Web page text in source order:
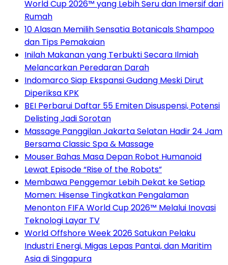
World Cup 2026™ yang Lebih Seru dan Imersif dari
Rumah
10 Alasan Memilih Sensatia Botanicals Shampoo
dan Tips Pemakaian
Inilah Makanan yang Terbukti Secara Ilmiah
Melancarkan Peredaran Darah
Indomarco Siap Ekspansi Gudang Meski Dirut
Diperiksa KPK
BEI Perbarui Daftar 55 Emiten Disuspensi, Potensi
Delisting Jadi Sorotan
Massage Panggilan Jakarta Selatan Hadir 24 Jam
Bersama Classic Spa & Massage
Mouser Bahas Masa Depan Robot Humanoid
Lewat Episode “Rise of the Robots”
Membawa Penggemar Lebih Dekat ke Setiap
Momen: Hisense Tingkatkan Pengalaman
Menonton FIFA World Cup 2026™ Melalui Inovasi
Teknologi Layar TV
World Offshore Week 2026 Satukan Pelaku
Industri Energi, Migas Lepas Pantai, dan Maritim
Asia di Singapura